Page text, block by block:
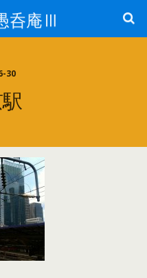
呑庵Ⅲ
30